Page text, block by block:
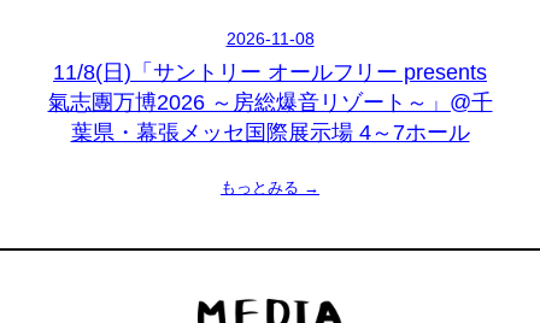
2026-11-08
11/8(日)「サントリー オールフリー presents
氣志團万博2026 ～房総爆音リゾート～」@千
葉県・幕張メッセ国際展示場 4～7ホール
もっとみる →